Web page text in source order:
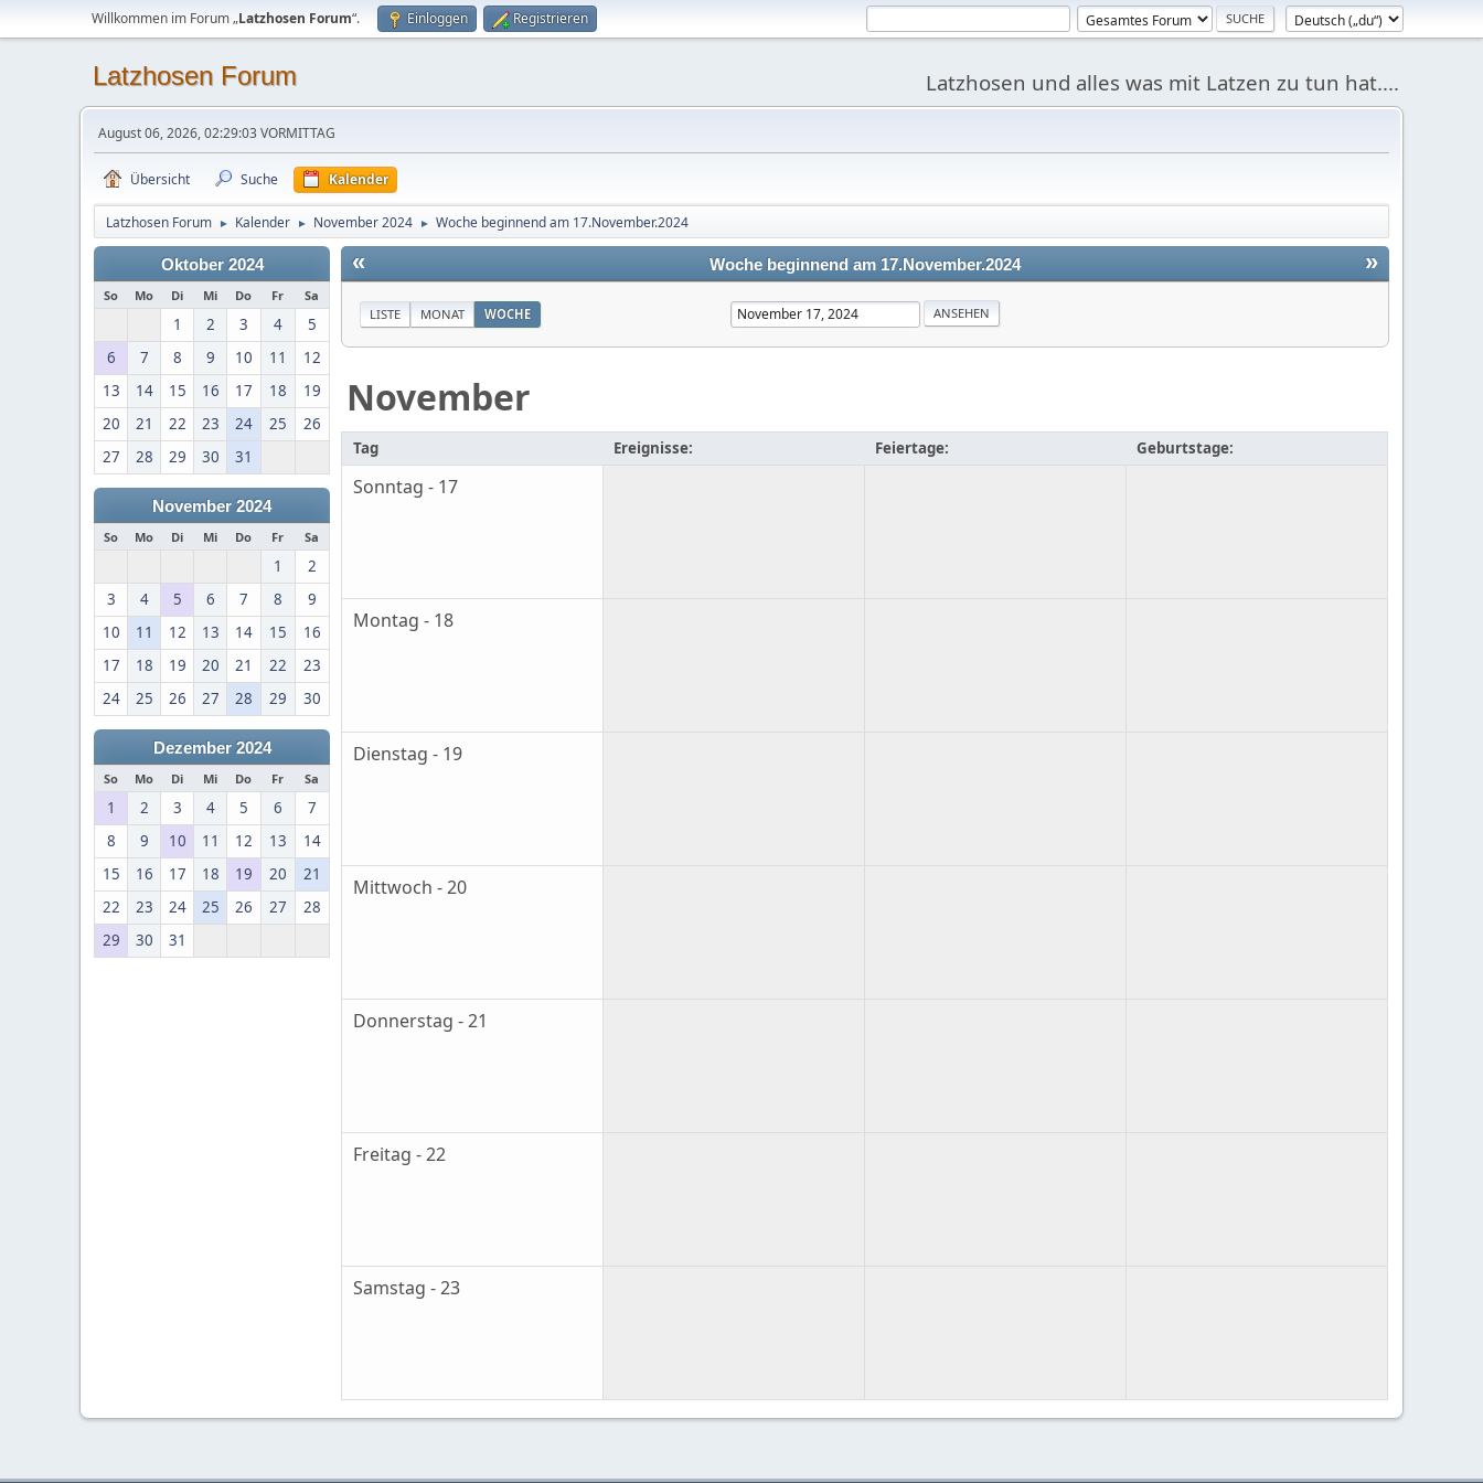
Willkommen im Forum „Latzhosen Forum“. Einloggen Registrieren
Latzhosen Forum Latzhosen und alles was mit Latzen zu tun hat....
August 06, 2026, 02:29:03 VORMITTAG
Übersicht Suche Kalender
Latzhosen Forum ► Kalender ► November 2024 ► Woche beginnend am 17.November.2024
Oktober 2024
So Mo Di Mi Do Fr Sa
1 2 3 4
5
6
7 8 9 10 11
12
13
14 15 16 17 18
19
20
21 22 23 24 25
26
27
28 29 30 31
November 2024
So Mo Di Mi Do Fr Sa
1
2
3
4 5 6 7 8
9
10
11 12 13 14 15
16
17
18 19 20 21 22
23
24
25 26 27 28 29 30
Dezember 2024
So Mo Di Mi Do Fr Sa
1 2 3 4 5 6
7
8
9 10 11 12 13
14
15
16 17 18 19 20
21
22
23 24 25 26 27
28
29
30 31
« »
Woche beginnend am 17.November.2024
LISTE MONAT WOCHE
November
Tag Ereignisse: Feiertage: Geburtstage:
Sonntag - 17
Montag - 18
Dienstag - 19
Mittwoch - 20
Donnerstag - 21
Freitag - 22
Samstag - 23